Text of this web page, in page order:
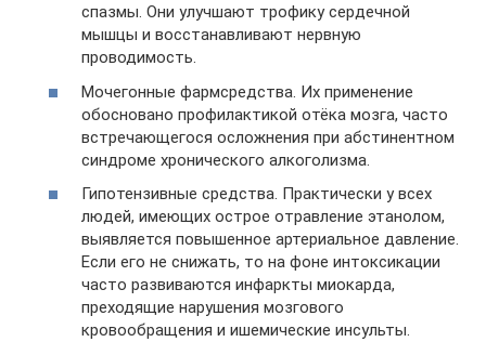
спазмы. Они улучшают трофику сердечной
мышцы и восстанавливают нервную
проводимость.
Мочегонные фармсредства. Их применение
обосновано профилактикой отёка мозга, часто
встречающегося осложнения при абстинентном
синдроме хронического алкоголизма.
Гипотензивные средства. Практически у всех
людей, имеющих острое отравление этанолом,
выявляется повышенное артериальное давление.
Если его не снижать, то на фоне интоксикации
часто развиваются инфаркты миокарда,
преходящие нарушения мозгового
кровообращения и ишемические инсульты.